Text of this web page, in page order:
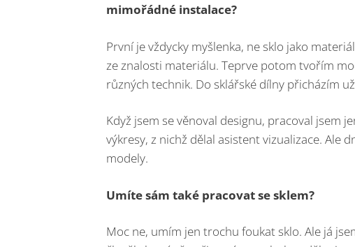
mimořádné instalace?
První je vždycky myšlenka, ne sklo jako
ze znalosti materiálu. Teprve potom tvořím
různých technik. Do sklářské dílny přicházím
Když jsem se věnoval designu, pracoval jsem
výkresy, z nichž dělal asistent vizualizace. Ale
modely.
Umíte sám také pracovat se sklem?
Moc ne, umím jen trochu foukat sklo. Ale já